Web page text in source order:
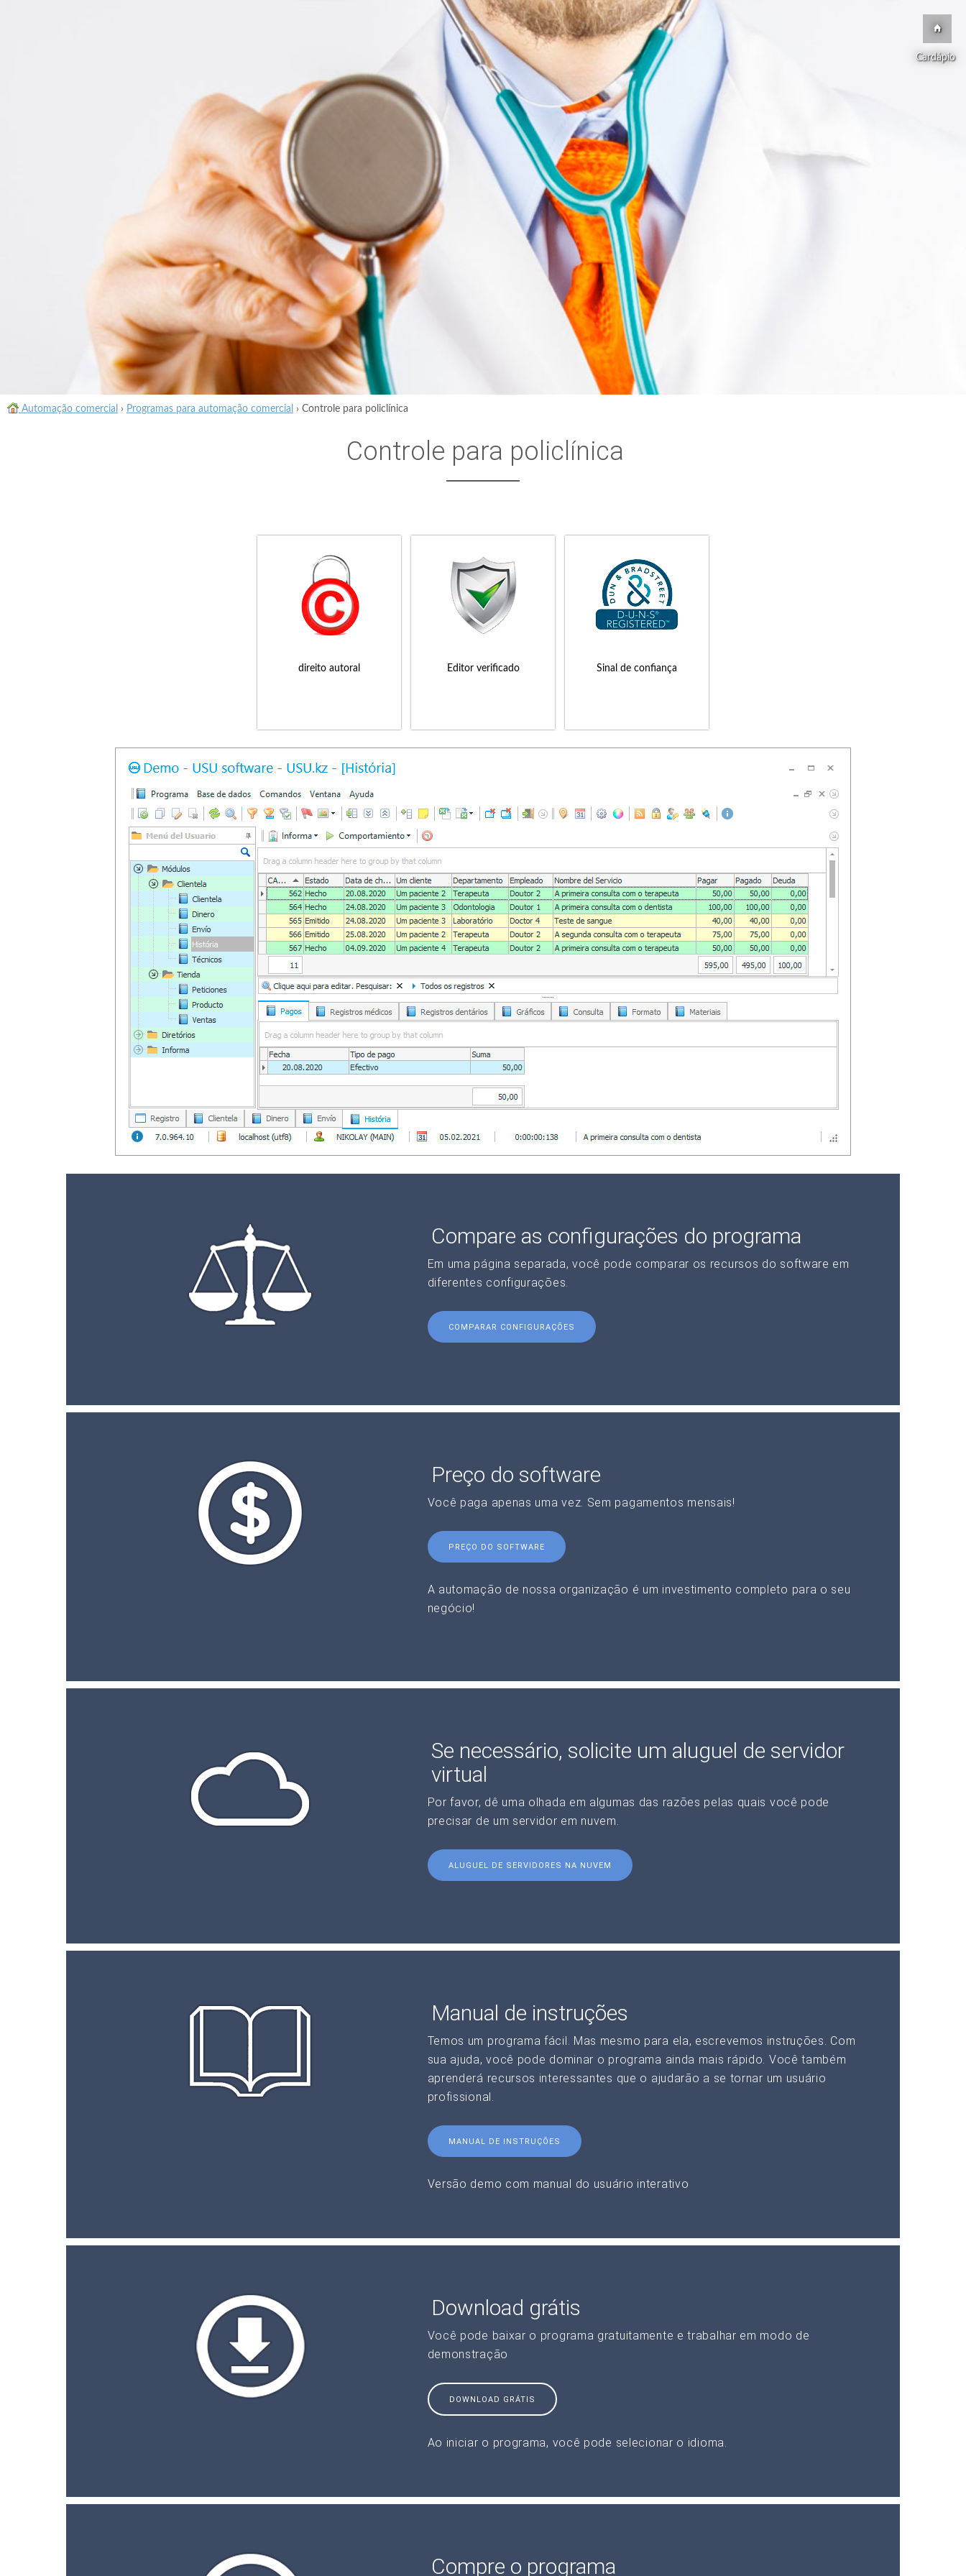
Cardápio
Automação comercial › Programas para automação comercial › Controle para policlínica
Controle para policlínica
direito autoral Editor verificado Sinal de confiança
Compare as configurações do programa
Em uma página separada, você pode comparar os recursos do software em
diferentes configurações.
COMPARAR CONFIGURAÇÕES
Preço do software
Você paga apenas uma vez. Sem pagamentos mensais!
PREÇO DO SOFTWARE
A automação de nossa organização é um investimento completo para o seu
negócio!
Se necessário, solicite um aluguel de servidor
virtual
Por favor, dê uma olhada em algumas das razões pelas quais você pode
precisar de um servidor em nuvem.
ALUGUEL DE SERVIDORES NA NUVEM
Manual de instruções
Temos um programa fácil. Mas mesmo para ela, escrevemos instruções. Com
sua ajuda, você pode dominar o programa ainda mais rápido. Você também
aprenderá recursos interessantes que o ajudarão a se tornar um usuário
profissional.
MANUAL DE INSTRUÇÕES
Versão demo com manual do usuário interativo
Download grátis
Você pode baixar o programa gratuitamente e trabalhar em modo de
demonstração
DOWNLOAD GRÁTIS
Ao iniciar o programa, você pode selecionar o idioma.
Compre o programa